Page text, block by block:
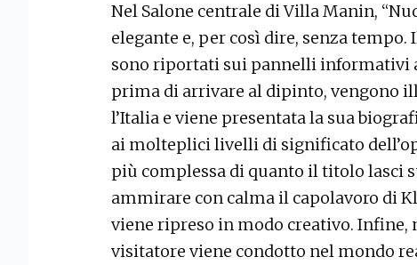
Nel Salone centrale di Villa Manin,
elegante e, per così dire, senza
sono riportati sui pannelli informativi
prima di arrivare al dipinto, vengono
l’Italia e viene presentata la sua
ai molteplici livelli di significato
più complessa di quanto il titolo lasci
ammirare con calma il capolavoro di
viene ripreso in modo creativo. Infine,
visitatore viene condotto nel mondo